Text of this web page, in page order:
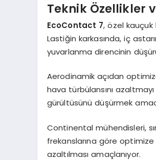
Teknik Özellikler
EcoContact 7, özel kauçuk
Lastiğin karkasında, iç
yuvarlanma direncinin
Aerodinamik açıdan
hava türbülansını
gürültüsünü düşürmek
Continental mühendisleri,
frekanslarına göre
azaltılması amaçlanıyor.